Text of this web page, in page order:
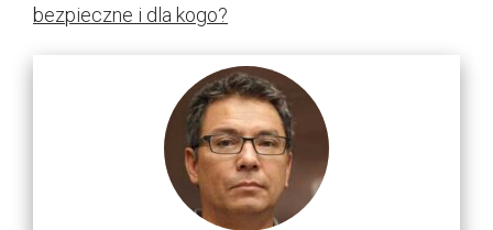
bezpieczne i dla kogo?